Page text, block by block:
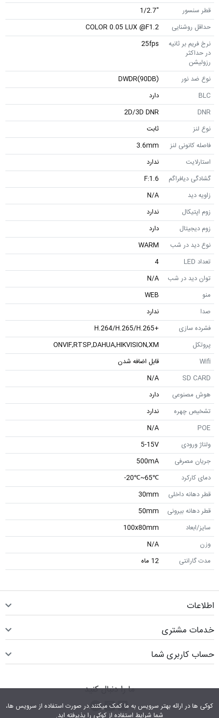
کوکی ها در ارائه بهتر سرویس‎ به ما کمک می‎کنند.در صورت استفاده از سرویس ها،
شما شرایط استفاده از کوکی را پذیرفته اید.
قطر سنسور
"1/2.7
حداقل روشنایی
COLOR 0.05 LUX @F1.2
نرخ فریم بر ثانیه
در حداکثر
رزولیشن
25fps
نوع ضد نور
DWDR(90DB)
BLC
دارد
DNR
2D/3D DNR
نوع لنز
ثابت
فاصله کانونی لنز
3.6mm
استارلایت
ندارد
گشادگی دیافراگم
F:1.6
زاویه دید
N/A
زوم اپتیکال
ندارد
زوم دیجیتال
دارد
نوع دید در شب
WARM
تعداد LED
4
توان دید در شب
N/A
منو
WEB
صدا
ندارد
فشرده سازی
+H.264/H.265/H.265
پروتکل
ONVIF,RTSP,DAHUA,HIKVISION,XM
Wifi
قابل اضافه شدن
SD CARD
N/A
هوش مصنوعی
دارد
تشخیص چهره
ندارد
POE
N/A
ولتاژ ورودی
5-15V
جریان مصرفی
500mA
دمای کارکرد
℃65~℃20-
قطر دهانه داخلی
30mm
قطر دهانه بیرونی
50mm
سایز/ابعاد
100x80mm
وزن
N/A
مدت گارانتی
12 ماه
اطلاعات
خدمات مشتری
حساب کاربری شما
ما را دنبال کنید
اینستاگرام
پیام رسان واتس اپ
کانال تلگرام